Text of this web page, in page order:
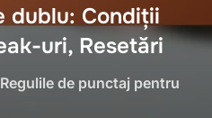
dublu: Condiții
uri, Resetări
Regulile de punctaj pentru